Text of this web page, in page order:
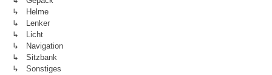
↳ Helme
↳ Lenker
↳ Licht
↳ Navigation
↳ Sitzbank
↳ Sonstiges